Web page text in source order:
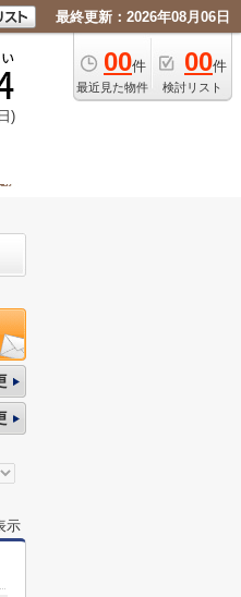
最終更新：2026年08月06日
00件
最近見た物件
00件
検討リスト
)
示